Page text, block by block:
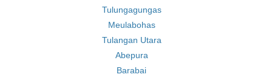
Tulungagungas
Meulabohas
Tulangan Utara
Abepura
Barabai